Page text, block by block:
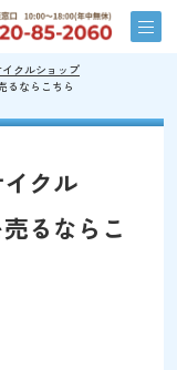
クルショップ
るならこちら
クル
るならこ